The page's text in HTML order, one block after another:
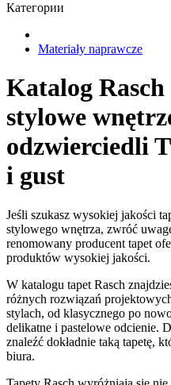
Категории
Materiały naprawcze
Katalog
stylowe
odzwierciedli
i gust
Jeśli szukasz wysokiej jakości
stylowego wnętrza, zwróć
renomowany producent tapet
produktów wysokiej jakości.
W katalogu tapet Rasch
różnych rozwiązań
stylach, od klasycznego po
delikatne i pastelowe odcienie.
znaleźć dokładnie taką tapetę,
biura.